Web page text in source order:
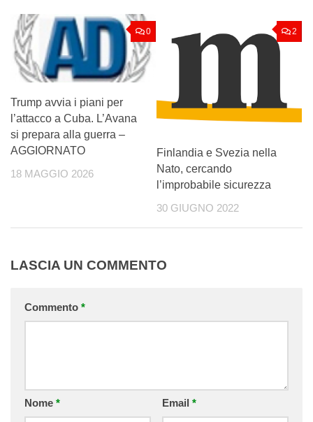
0
Trump avvia i piani per
l’attacco a Cuba. L’Avana
si prepara alla guerra –
AGGIORNATO
18 MAGGIO 2026
2
Finlandia e Svezia nella
Nato, cercando
l’improbabile sicurezza
30 GIUGNO 2022
LASCIA UN COMMENTO
Commento *
Nome * Email *